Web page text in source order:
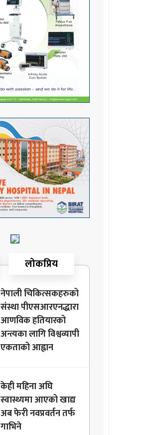
लोकप्रिय
नेपाली चिकित्सकहरुको
संस्था पीएसआरएनद्धारा
आणविक हतियारको
अन्त्यका लागि विश्वव्यापी
एकताको आह्वान
केही महिना अघि
स्वास्थ्यमा आएको खाद्य
अब फेरी नवप्रवर्तन तर्फ
गाभिने